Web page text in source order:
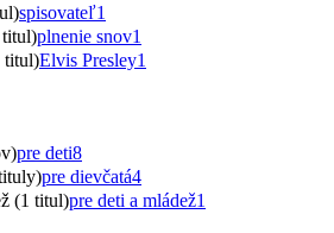
spisovateľ1
titul)plnenie snov1
titul)Elvis Presley1
pre deti8
pre dievčatá4
(1 titul)pre deti a mládež1